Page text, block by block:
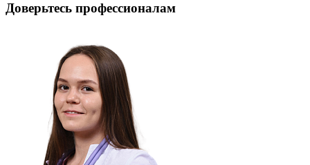
Доверьтесь профессионалам